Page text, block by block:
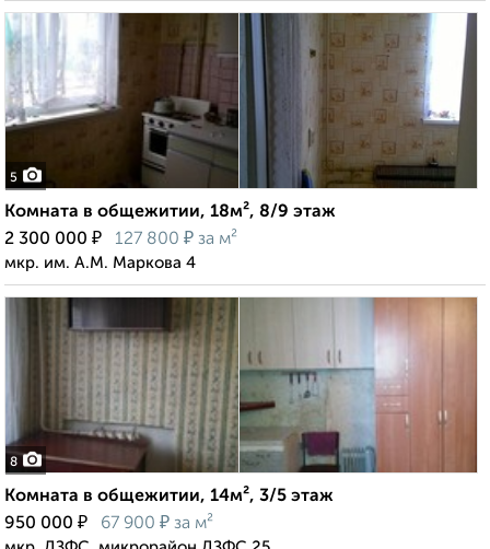
5
Комната в общежитии, 18м², 8/9 этаж
2 300 000 ₽ 127 800 ₽ за м²
мкр. им. А.М. Маркова 4
8
Комната в общежитии, 14м², 3/5 этаж
950 000 ₽ 67 900 ₽ за м²